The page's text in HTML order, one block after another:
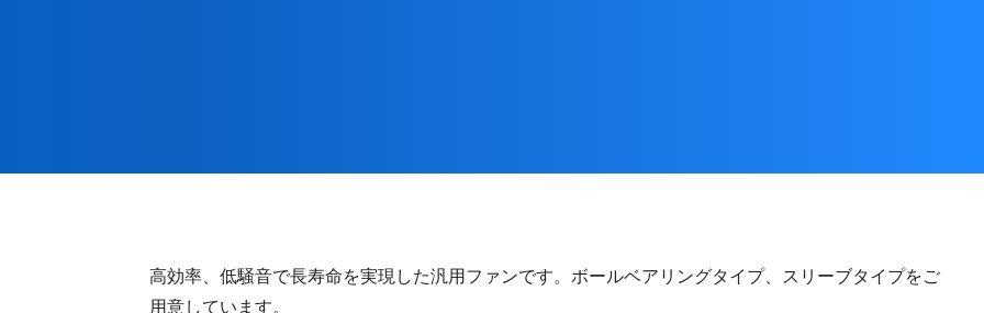
高効率、低騒音で長寿命を実現した汎用ファンです。ボールベアリングタイプ、スリーブタイプをご
用意しています。